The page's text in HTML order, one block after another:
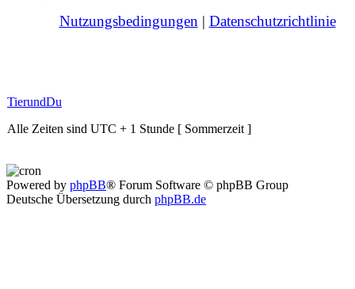
Nutzungsbedingungen | Datenschutzrichtlinie
TierundDu
Alle Zeiten sind UTC + 1 Stunde [ Sommerzeit ]
Powered by phpBB® Forum Software © phpBB Group
Deutsche Übersetzung durch phpBB.de